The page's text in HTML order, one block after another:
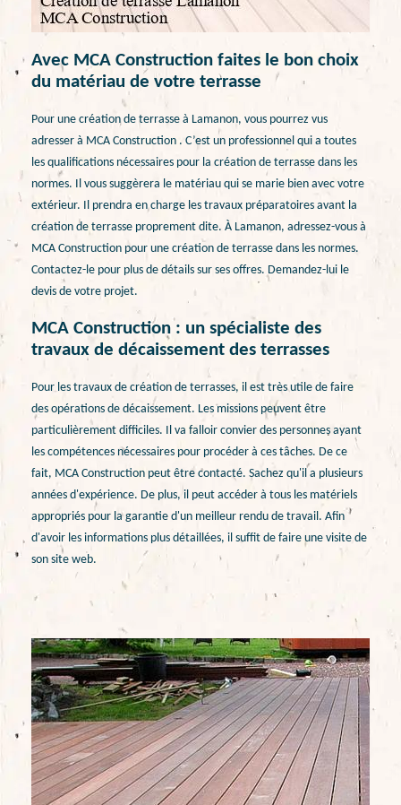
Avec MCA Construction faites le bon choix
du matériau de votre terrasse
Pour une création de terrasse à Lamanon, vous pourrez vus
adresser à MCA Construction . C’est un professionnel qui a toutes
les qualifications nécessaires pour la création de terrasse dans les
normes. Il vous suggèrera le matériau qui se marie bien avec votre
extérieur. Il prendra en charge les travaux préparatoires avant la
création de terrasse proprement dite. À Lamanon, adressez-vous à
MCA Construction pour une création de terrasse dans les normes.
Contactez-le pour plus de détails sur ses offres. Demandez-lui le
devis de votre projet.
MCA Construction : un spécialiste des
travaux de décaissement des terrasses
Pour les travaux de création de terrasses, il est très utile de faire
des opérations de décaissement. Les missions peuvent être
particulièrement difficiles. Il va falloir convier des personnes ayant
les compétences nécessaires pour procéder à ces tâches. De ce
fait, MCA Construction peut être contacté. Sachez qu'il a plusieurs
années d'expérience. De plus, il peut accéder à tous les matériels
appropriés pour la garantie d'un meilleur rendu de travail. Afin
d'avoir les informations plus détaillées, il suffit de faire une visite de
son site web.